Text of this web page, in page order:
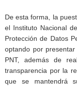
De esta forma, la
el Instituto Nacional
Protección de Datos
optando por
PNT, además de
transparencia por la
que se mantendrá